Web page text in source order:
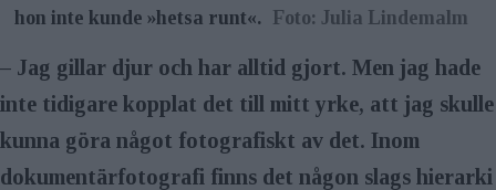
hon inte kunde »hetsa runt«. Foto: Julia Lindemalm
– Jag gillar djur och har alltid gjort. Men jag hade
inte tidigare kopplat det till mitt yrke, att jag skulle
kunna göra något fotografiskt av det. Inom
dokumentärfotografi finns det någon slags hierarki